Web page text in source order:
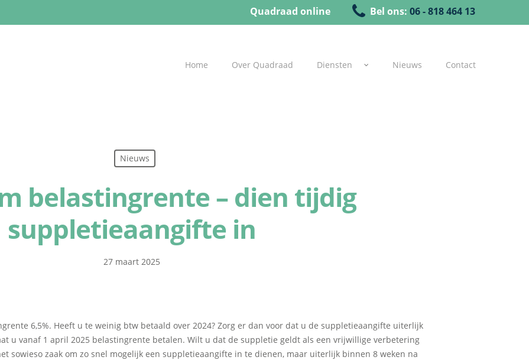
Quadraad online Bel ons: 06 - 818 464 13
Home Over Quadraad Diensten Nieuws Contact
Nieuws
belastingrente – dien tijdig
suppletieaangifte in
27 maart 2025
6,5%. Heeft u te weinig btw betaald over 2024? Zorg er dan voor dat u de suppletieaangifte uiterlijk
u vanaf 1 april 2025 belastingrente betalen. Wilt u dat de suppletie geldt als een vrijwillige verbetering
sowieso zaak om zo snel mogelijk een suppletieaangifte in te dienen, maar uiterlijk binnen 8 weken na